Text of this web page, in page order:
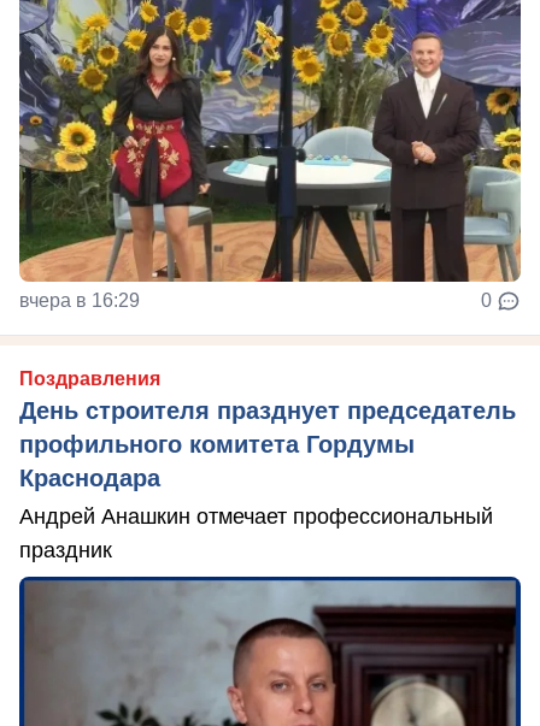
вчера в 16:29 0
Поздравления
День строителя празднует председатель
профильного комитета Гордумы
Краснодара
Андрей Анашкин отмечает профессиональный
праздник